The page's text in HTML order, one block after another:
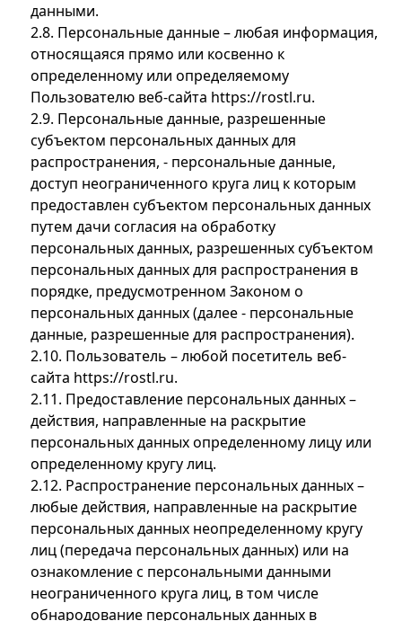
данными.
2.8. Персональные данные – любая информация,
относящаяся прямо или косвенно к
определенному или определяемому
Пользователю веб-сайта https://rostl.ru.
2.9. Персональные данные, разрешенные
субъектом персональных данных для
распространения, - персональные данные,
доступ неограниченного круга лиц к которым
предоставлен субъектом персональных данных
путем дачи согласия на обработку
персональных данных, разрешенных субъектом
персональных данных для распространения в
порядке, предусмотренном Законом о
персональных данных (далее - персональные
данные, разрешенные для распространения).
2.10. Пользователь – любой посетитель веб-
сайта https://rostl.ru.
2.11. Предоставление персональных данных –
действия, направленные на раскрытие
персональных данных определенному лицу или
определенному кругу лиц.
2.12. Распространение персональных данных –
любые действия, направленные на раскрытие
персональных данных неопределенному кругу
лиц (передача персональных данных) или на
ознакомление с персональными данными
неограниченного круга лиц, в том числе
обнародование персональных данных в